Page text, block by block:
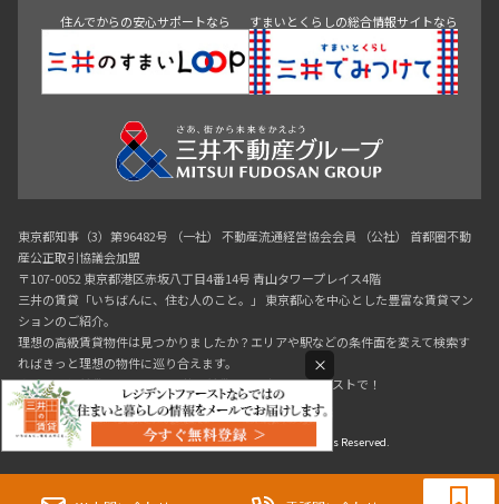
0120-321-719
9:30~18:00（水曜定休）
住んでからの安心サポートなら すまいとくらしの総合情報サイトなら
東京都知事（3）第96482号 （一社） 不動産流通経営協会会員 （公社） 首都圏不動
産公正取引協議会加盟
〒107-0052 東京都港区赤坂八丁目4番14号 青山タワープレイス4階
三井の賃貸「いちばんに、住む人のこと。」 東京都心を中心とした豊富な賃貸マン
ションのご紹介。
理想の高級賃貸物件は見つかりましたか？エリアや駅などの条件面を変えて検索す
ればきっと理想の物件に巡り合えます。
都心の高級賃貸物件探しは[三井の賃貸]レジデントファーストで！
Copyright © RESIDENT FIRST Co.,Ltd. All Rights Reserved.
×